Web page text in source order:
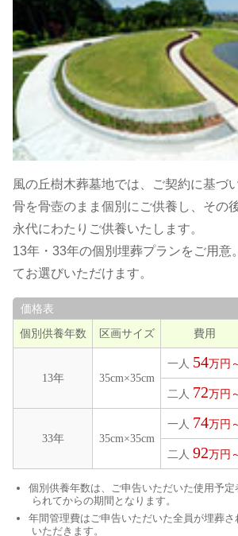
風の丘樹木葬墓地では、ご契約に基づ
骨を骨壺のまま個別にご供養し、その
永代にわたりご供養いたします。
13年・33年の個別埋葬プランをご用意
てお選びいただけます。
価格表
個別供養年数
区画サイズ 費用
13年 35cm×35cm
一人 54万円
二人 72万円
33年 35cm×35cm
一人 74万円
二人 92万円
個別供養年数は、ご申告いただいた使用予
られてからの期間となります。
年間管理費はご申告いただいた全員が埋葬
いただきます。